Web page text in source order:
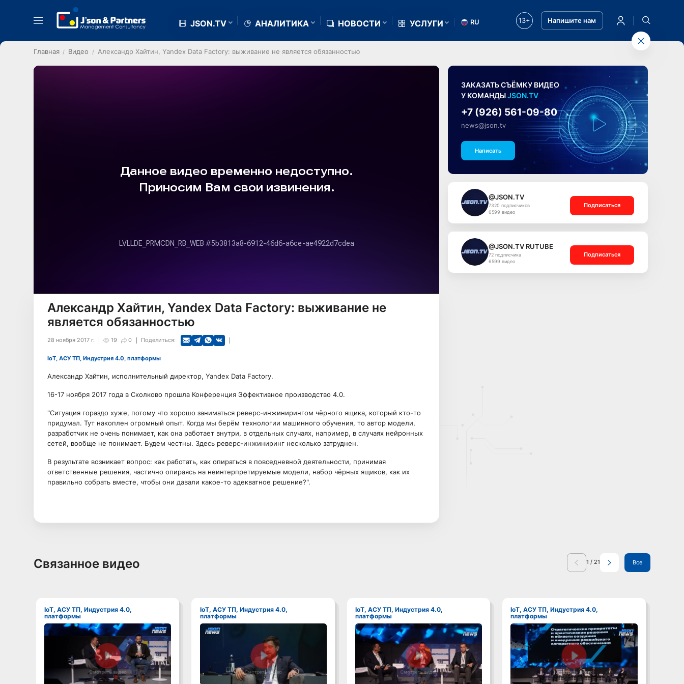
JSON.TV АНАЛИТИКА НОВОСТИ УСЛУГИ RU 13+ Напишите нам
Главная Видео Александр Хайтин, Yandex Data Factory: выживание не является обязанностью
Александр Хайтин, Yandex Data Factory: выживание не
является обязанностью
19 0
28 ноября 2017 г. Поделиться:
IoT, АСУ ТП, Индустрия 4.0, платформы
Александр Хайтин, исполнительный директор, Yandex Data Factory.
16-17 ноября 2017 года в Сколково прошла Конференция Эффективное производство 4.0.
"Ситуация гораздо хуже, потому что хорошо заниматься реверс-инжинирингом чёрного ящика, который кто-то
придумал. Тут накоплен огромный опыт. Когда мы берём технологии машинного обучения, то автор модели,
разработчик не очень понимает, как она работает внутри, в отдельных случаях, например, в случаях нейронных
сетей, вообще не понимает. Будем честны. Здесь реверс-инжиниринг несколько затруднен.
В результате возникает вопрос: как работать, как опираться в повседневной деятельности, принимая
ответственные решения, частично опираясь на неинтерпретируемые модели, набор чёрных ящиков, как их
правильно собрать вместе, чтобы они давали какое-то адекватное решение?".
ЗАКАЗАТЬ СЪЁМКУ ВИДЕО
У КОМАНДЫJSON.TV
+7 (926) 561-09-80
news@json.tv
Написать
@JSON.TV
7320 подписчиков
6599 видео
Подписаться
@JSON.TV RUTUBE
72 подписчика
6599 видео
Подписаться
Связанное видео 1 / 21 Все
IoT, АСУ ТП, Индустрия 4.0,
платформы
Смотреть видео
IoT, АСУ ТП, Индустрия 4.0,
платформы
Смотреть видео
IoT, АСУ ТП, Индустрия 4.0,
платформы
Смотреть видео
IoT, АСУ ТП, Индустрия 4.0,
платформы
Смотреть видео